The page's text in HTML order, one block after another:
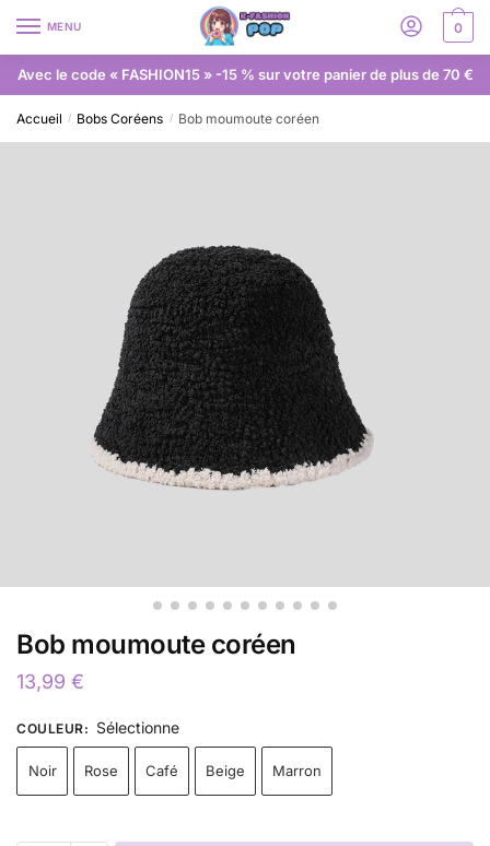
MENU 0
Avec le code « FASHION15 » -15 % sur votre panier de plus de 70 €
Accueil / Bobs Coréens / Bob moumoute coréen
Bob moumoute coréen
13,99 €
COULEUR: Sélectionne
Noir Rose Café Beige Marron